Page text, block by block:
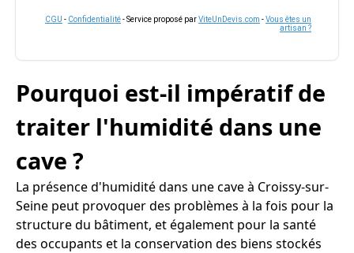
CGU - Confidentialité- Service proposé parViteUnDevis.com -Vous êtes un
artisan ?
Pourquoi est-il impératif de
traiter l'humidité dans une
cave ?
La présence d'humidité dans une cave à Croissy-sur-
Seine peut provoquer des problèmes à la fois pour la
structure du bâtiment, et également pour la santé
des occupants et la conservation des biens stockés